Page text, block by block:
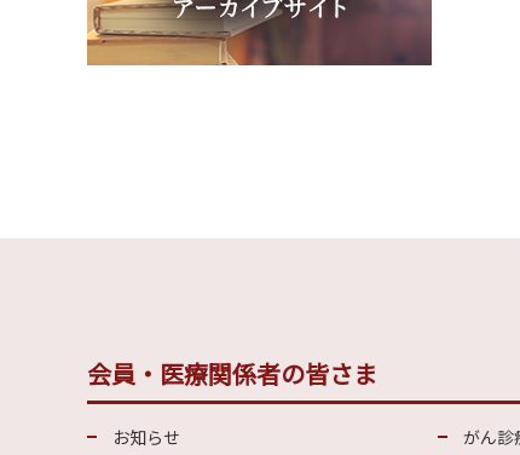
会員・医療関係者の皆さま
お知らせ
がん診